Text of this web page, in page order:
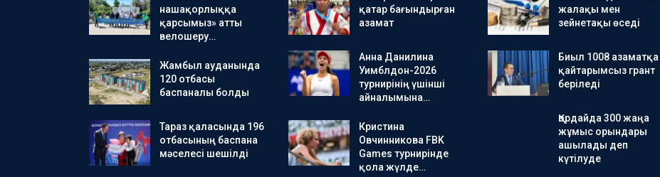
нашақорлыққа
қарсымыз» атты
велошеру…
Жамбыл ауданында
120 отбасы
баспаналы болды
Тараз қаласында 196
отбасының баспана
мәселесі шешілді
қатар бағындырған
азамат
Анна Данилина
Уимблдон-2026
турнирінің үшінші
айналымына…
Кристина
Овчинникова FBK
Games турнирінде
қола жүлде…
жалақы мен
зейнетақы өседі
Биыл 1008 азаматқа
қайтарымсыз грант
беріледі
Қордайда 300 жаңа
жұмыс орындары
ашылады деп
күтілуде